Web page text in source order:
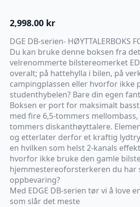
2,998.00 kr
DGE DB-serien- HØYTTALERBOKS
Du kan bruke denne boksen fra
velrenommerte bilstereomerket
overalt; på hattehylla i bilen, på
campingplassen eller hvorfor ikke
studenthybelen? Bare din egen
Boksen er port for maksimalt
med fire 6,5-tommers
tommers diskanthøyttalere.
og etterlater derfor et kraftig
en hvilken som helst 2-kanals
hvorfor ikke bruke den gamle
hjemmestereoforsterkeren du har
oppbevaring?
Med EDGE DB-serien tør vi å love
som slår det meste